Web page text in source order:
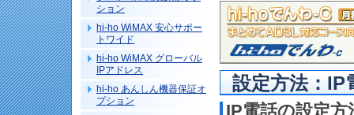
設定方法：IP
IP電話の設定方
ション
hi-ho WiMAX 安心サポー
トワイド
hi-ho WiMAX グローバル
IPアドレス
hi-ho あんしん機器保証オ
プション